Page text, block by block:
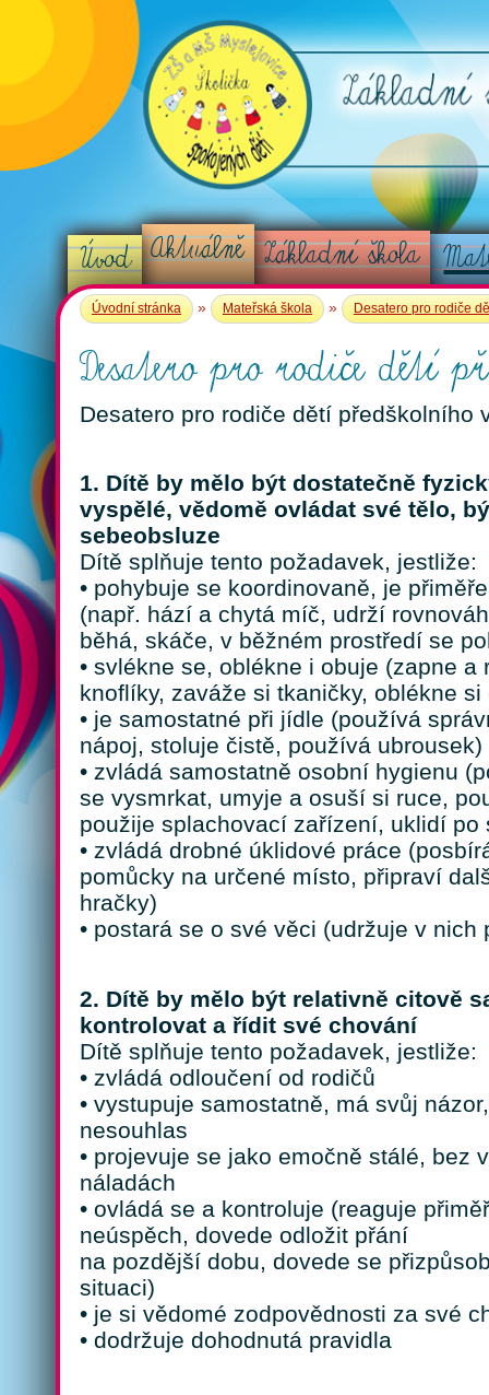
Úvod Aktuálně Základní škola
Úvodní stránka » Mateřská škola » Desatero pro rodiče
Desatero pro rodiče dětí
Desatero pro rodiče dětí předškolního
1. Dítě by mělo být dostatečně
vyspělé, vědomě ovládat své tělo,
sebeobsluze
Dítě splňuje tento požadavek, jestliže:
• pohybuje se koordinovaně, je
(např. hází a chytá míč, udrží
běhá, skáče, v běžném prostředí se
• svlékne se, oblékne i obuje (zapne a
knoflíky, zaváže si tkaničky, oblékne
• je samostatné při jídle (používá
nápoj, stoluje čistě, používá ubrousek)
• zvládá samostatně osobní hygienu
se vysmrkat, umyje a osuší si ruce,
použije splachovací zařízení, uklidí po
• zvládá drobné úklidové práce
pomůcky na určené místo, připraví
hračky)
• postará se o své věci (udržuje v nich
2. Dítě by mělo být relativně citově
kontrolovat a řídit své chování
Dítě splňuje tento požadavek, jestliže:
• zvládá odloučení od rodičů
• vystupuje samostatně, má svůj
nesouhlas
• projevuje se jako emočně stálé, bez
náladách
• ovládá se a kontroluje (reaguje
neúspěch, dovede odložit přání
na pozdější dobu, dovede se
situaci)
• je si vědomé zodpovědnosti za své
• dodržuje dohodnutá pravidla